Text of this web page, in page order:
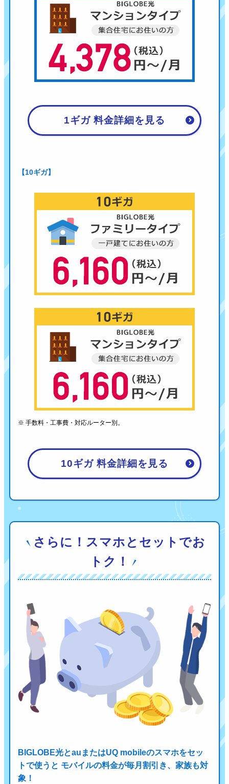
1ギガ 料金詳細を見る
【10ギガ】
※ 手数料・工事費・対応ルーター別。
10ギガ 料金詳細を見る
さらに！スマホとセットでお
トク！
BIGLOBE光とauまたはUQ mobileのスマホをセッ
トで使うと モバイルの料金が毎月割引き、家族も対
象！